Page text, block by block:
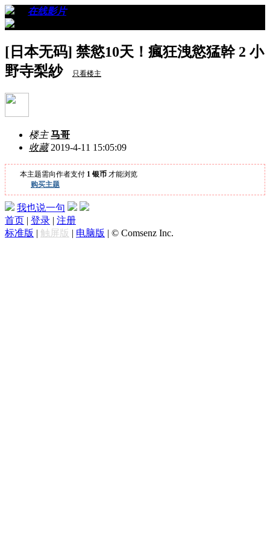
在线影片
[日本无码] 禁慾10天！瘋狂洩慾猛幹 2 小
野寺梨紗
只看楼主
楼主 马哥
收藏2019-4-11 15:05:09
本主题需向作者支付 1 银币 才能浏览
购买主题
我也说一句
首页 | 登录 | 注册
标准版 | 触屏版 | 电脑版 | © Comsenz Inc.